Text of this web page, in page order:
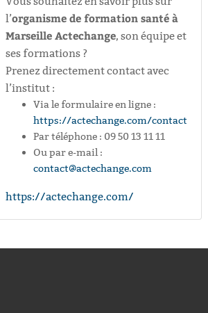
l’organisme de formation santé à
Marseille Actechange, son équipe et
ses formations ?
Prenez directement contact avec
l’institut :
Via le formulaire en ligne :
https://actechange.com/contact
Par téléphone : 09 50 13 11 11
Ou par e-mail :
contact@actechange.com
https://actechange.com/